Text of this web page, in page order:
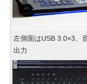
左側面はUSB 3.0×3、
出力